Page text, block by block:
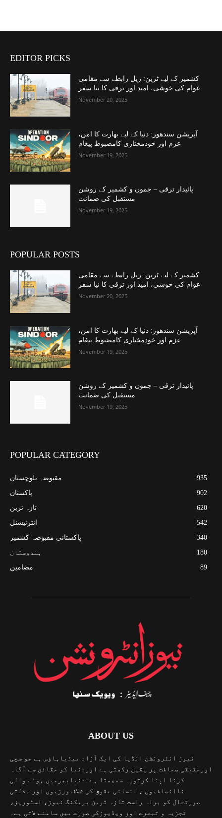
EDITOR PICKS
کشمیر کے لیے ٹرین: ریل رابطے سے مقامی
عوام کی خوشی، امید اور ترقی کا نیا سفر
November 20, 2025
آپریشن سندھور: دنیا کے لیے بھارت کا امن،
عزم اور خودمختاری کامضبوط پیغام
November 19, 2025
پائیدار ترقی – جموں و کشمیر کے روشن
مستقبل کی ضمانت
November 19, 2025
POPULAR POSTS
کشمیر کے لیے ٹرین: ریل رابطے سے مقامی
عوام کی خوشی، امید اور ترقی کا نیا سفر
November 20, 2025
آپریشن سندھور: دنیا کے لیے بھارت کا امن،
عزم اور خودمختاری کامضبوط پیغام
November 19, 2025
پائیدار ترقی – جموں و کشمیر کے روشن
مستقبل کی ضمانت
November 19, 2025
POPULAR CATEGORY
مقبوضہ بلوچستان
935
پاکستان
902
تازہ ترین
620
انٹرنیشنل
542
پاکستانی مقبوضہ کشمیر
340
ہندوستان
180
مضامین
89
ABOUT US
نیوز انٹرونشن انڈیا کی ایک آزاد میڈیاہاؤس ہے جو سچی
اورحقیقی صحافت پر یقین رکھتی ہے اوردنیا کو حقائق سے آگاہ
کرنا اپنا کرتویہ سمجھتا ہے۔دنیابھرمیں ہونے والی
ناانصافیوں ، انسانی حقوق کی خلاف ورزیوں اور بدلتی
صورتحال کو براہ راست تازہ ترین بریکنگ نیوز، اسٹوریز،
تجزیہ و تبصرے اور ویڈیوزکی صورت میں سامنے لاتی ہے۔